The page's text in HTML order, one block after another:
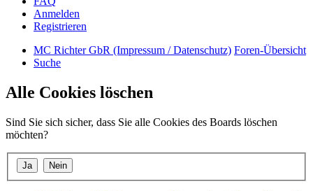
Anmelden
Registrieren
MC Richter GbR (Impressum / Datenschutz) Foren-Übersicht
Suche
Alle Cookies löschen
Sind Sie sich sicher, dass Sie alle Cookies des Boards löschen
möchten?